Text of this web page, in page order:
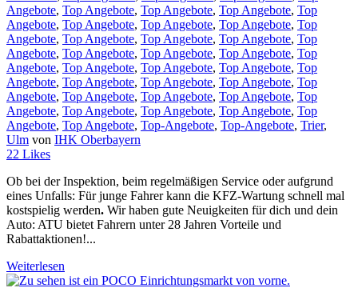
Angebote, Top Angebote, Top Angebote, Top Angebote, Top
Angebote, Top Angebote, Top Angebote, Top Angebote, Top
Angebote, Top Angebote, Top Angebote, Top Angebote, Top
Angebote, Top Angebote, Top Angebote, Top Angebote, Top
Angebote, Top Angebote, Top Angebote, Top Angebote, Top
Angebote, Top Angebote, Top Angebote, Top Angebote, Top
Angebote, Top Angebote, Top Angebote, Top Angebote, Top
Angebote, Top Angebote, Top Angebote, Top Angebote, Top
Angebote, Top Angebote, Top-Angebote, Top-Angebote, Trier,
Ulm von IHK Oberbayern
22 Likes
Ob bei der Inspektion, beim regelmäßigen Service oder aufgrund
eines Unfalls: Für junge Fahrer kann die KFZ-Wartung schnell mal
kostspielig werden. Wir haben gute Neuigkeiten für dich und dein
Auto: ATU bietet Fahrern unter 28 Jahren Vorteile und
Rabattaktionen!...
Weiterlesen